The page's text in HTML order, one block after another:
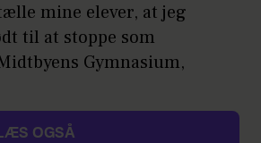
mine elever, at jeg
til at stoppe som
Gymnasium,
OGSÅ